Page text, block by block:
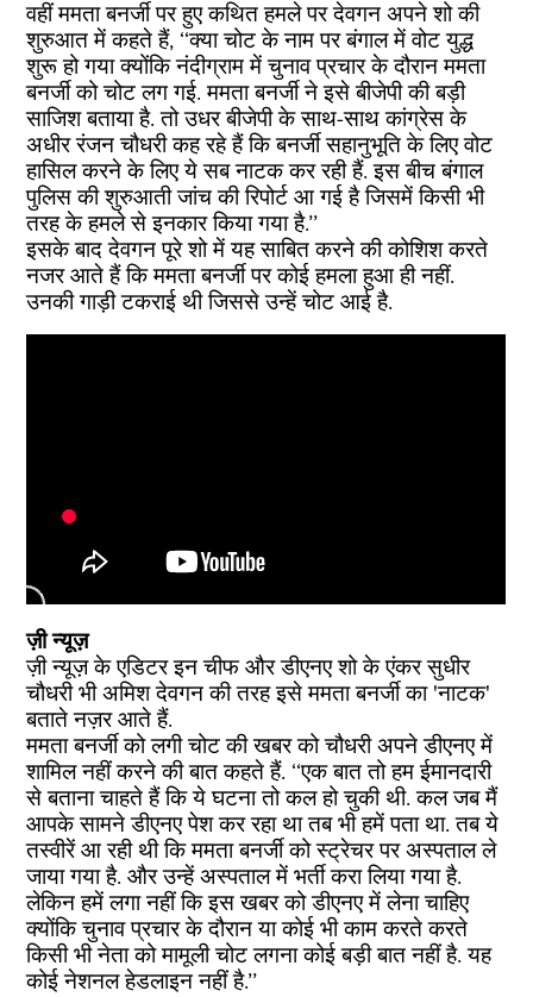
वहीं ममता बनर्जी पर हुए कथित हमले पर देवगन अपने शो की
शुरुआत में कहते हैं, ‘‘क्या चोट के नाम पर बंगाल में वोट युद्ध
शुरू हो गया क्योंकि नंदीग्राम में चुनाव प्रचार के दौरान ममता
बनर्जी को चोट लग गई. ममता बनर्जी ने इसे बीजेपी की बड़ी
साजिश बताया है. तो उधर बीजेपी के साथ-साथ कांग्रेस के
अधीर रंजन चौधरी कह रहे हैं कि बनर्जी सहानुभूति के लिए वोट
हासिल करने के लिए ये सब नाटक कर रही हैं. इस बीच बंगाल
पुलिस की शुरुआती जांच की रिपोर्ट आ गई है जिसमें किसी भी
तरह के हमले से इनकार किया गया है.’’
इसके बाद देवगन पूरे शो में यह साबित करने की कोशिश करते
नजर आते हैं कि ममता बनर्जी पर कोई हमला हुआ ही नहीं.
उनकी गाड़ी टकराई थी जिससे उन्हें चोट आई है.
ज़ी न्यूज़
ज़ी न्यूज़ के एडिटर इन चीफ और डीएनए शो के एंकर सुधीर
चौधरी भी अमिश देवगन की तरह इसे ममता बनर्जी का 'नाटक'
बताते नज़र आते हैं.
ममता बनर्जी को लगी चोट की खबर को चौधरी अपने डीएनए में
शामिल नहीं करने की बात कहते हैं. ‘‘एक बात तो हम ईमानदारी
से बताना चाहते हैं कि ये घटना तो कल हो चुकी थी. कल जब मैं
आपके सामने डीएनए पेश कर रहा था तब भी हमें पता था. तब ये
तस्वीरें आ रही थी कि ममता बनर्जी को स्ट्रेचर पर अस्पताल ले
जाया गया है. और उन्हें अस्पताल में भर्ती करा लिया गया है.
लेकिन हमें लगा नहीं कि इस खबर को डीएनए में लेना चाहिए
क्योंकि चुनाव प्रचार के दौरान या कोई भी काम करते करते
किसी भी नेता को मामूली चोट लगना कोई बड़ी बात नहीं है. यह
कोई नेशनल हेडलाइन नहीं है.’’